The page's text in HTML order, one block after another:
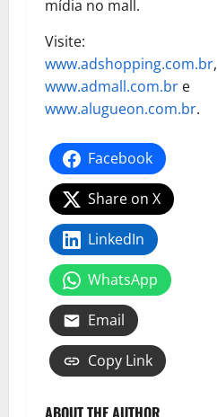
mídia no mall.
Visite:
www.adshopping.com.br,
www.admall.com.br e
www.alugueon.com.br.
Facebook
Share on X
LinkedIn
WhatsApp
Email
Copy Link
ABOUT THE AUTHOR